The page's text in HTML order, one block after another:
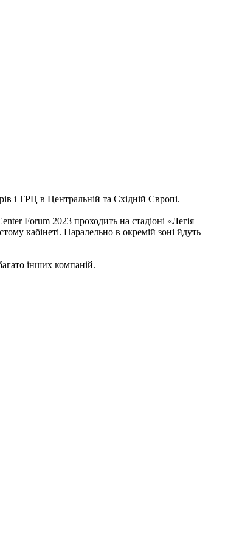
і ТРЦ в Центральній та Східній Європі.
Forum 2023 проходить на стадіоні «Легія
кабінеті. Паралельно в окремій зоні йдуть
інших компаній.